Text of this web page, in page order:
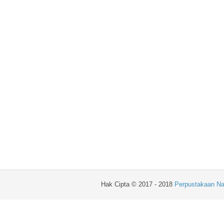
Hak Cipta © 2017 - 2018 Perpustakaan